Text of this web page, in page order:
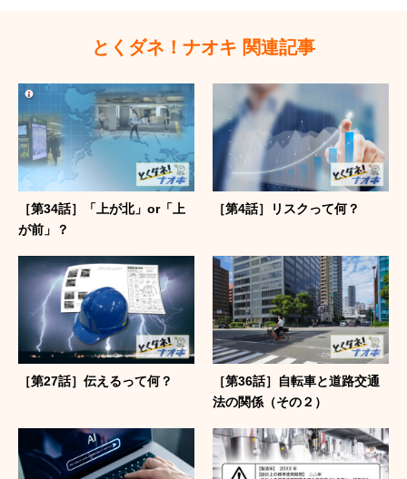
とくダネ！ナオキ 関連記事
［第34話］「上が北」or「上
が前」？
［第4話］リスクって何？
［第27話］伝えるって何？
［第36話］自転車と道路交通
法の関係（その２）